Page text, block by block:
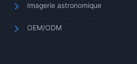
Imagerie astronomique
OEM/ODM